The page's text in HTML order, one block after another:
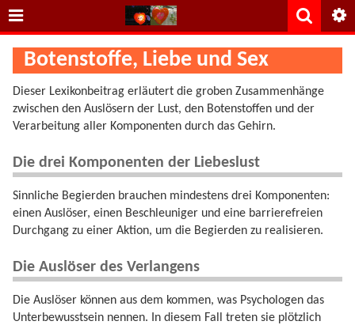
Botenstoffe, Liebe und Sex
Dieser Lexikonbeitrag erläutert die groben Zusammenhänge
zwischen den Auslösern der Lust, den Botenstoffen und der
Verarbeitung aller Komponenten durch das Gehirn.
Die drei Komponenten der Liebeslust
Sinnliche Begierden brauchen mindestens drei Komponenten:
einen Auslöser, einen Beschleuniger und eine barrierefreien
Durchgang zu einer Aktion, um die Begierden zu realisieren.
Die Auslöser des Verlangens
Die Auslöser können aus dem kommen, was Psychologen das
Unterbewusstsein nennen. In diesem Fall treten sie plötzlich